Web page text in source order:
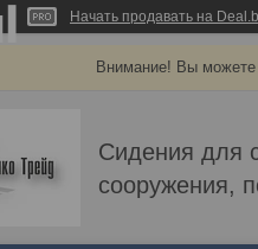
Начать продавать на
Внимание! Вы можете
Сидения для
сооружения,